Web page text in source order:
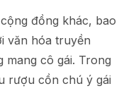
đồng khác, bao
văn hóa truyền
cô gái. Trong
rượu cồn chú ý gái